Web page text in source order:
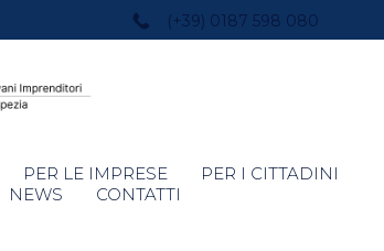
(+39) 0187 598 080
PER LE IMPRESE
PER I CITTADINI
NEWS CONTATTI